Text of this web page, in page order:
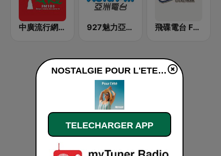
中廣流行網 I like radio 927魅力亞洲 Asia FM 亞洲電台 飛碟電台 FM92.1
NOSTALGIE POUR L'ETE en ligne
TELECHARGER APP